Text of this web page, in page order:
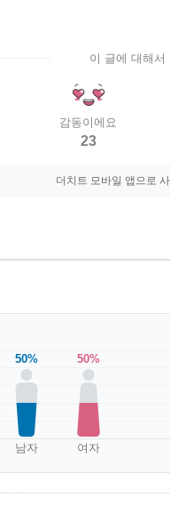
이 글에 대해서
감동이에요
23
더치트 모바일 앱으로
50%
남자
50%
여자